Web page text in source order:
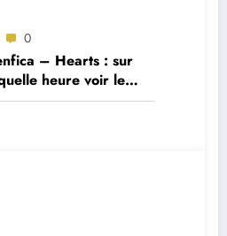
0
– Hearts : sur
heure voir le